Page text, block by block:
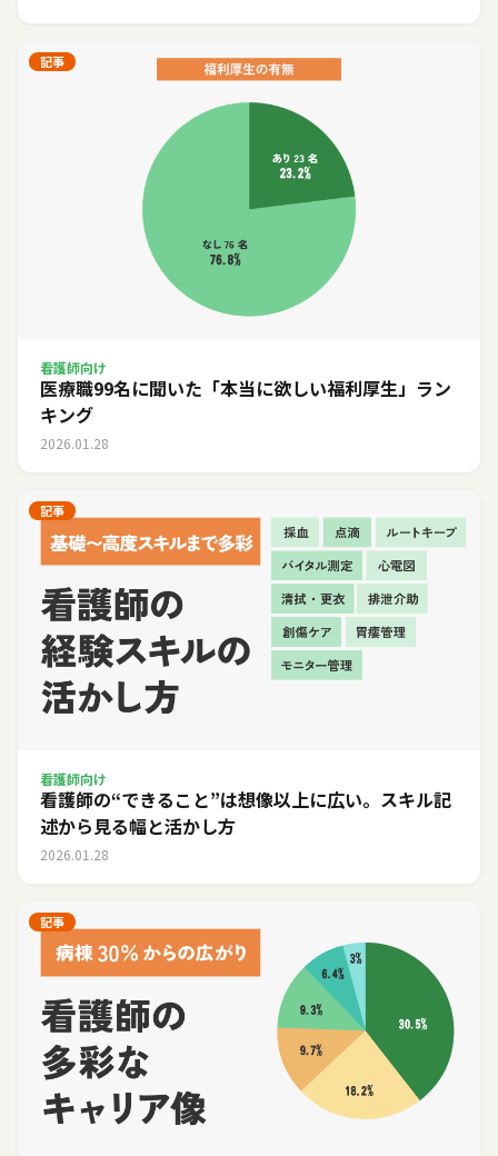
記事
看護師向け
医療職99名に聞いた「本当に欲しい福利厚生」ラン
キング
2026.01.28
記事
看護師向け
看護師の“できること”は想像以上に広い。スキル記
述から見る幅と活かし方
2026.01.28
記事